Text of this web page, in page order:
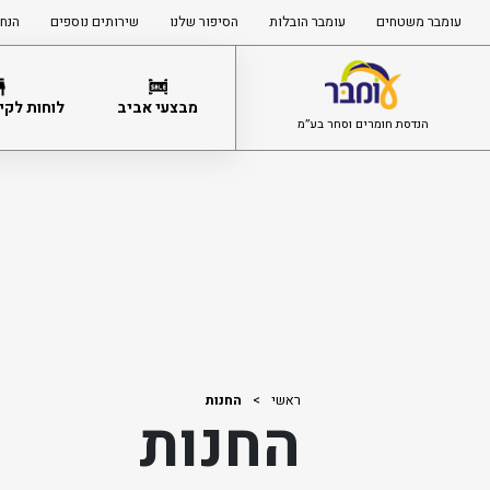
עומבר משטחים עומבר הובלות הסיפור שלנו שירותים נוספים
הנדסת חומרים וסחר בע”מ
מבצעי אביב לוחות
ראשי > החנות
החנות